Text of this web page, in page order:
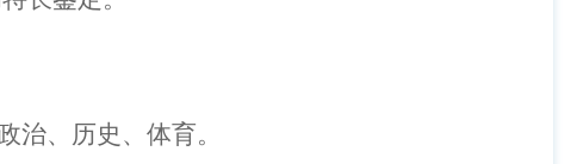
、历史、体育。